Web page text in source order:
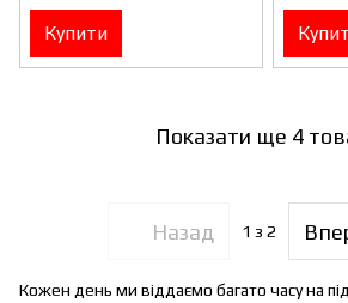
Купити
Показати ще 4
Назад 1 з 2
Кожен день ми віддаємо багато часу на